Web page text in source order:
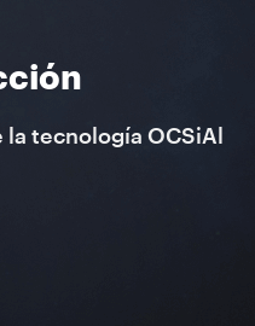
la tecnología OCSiAl